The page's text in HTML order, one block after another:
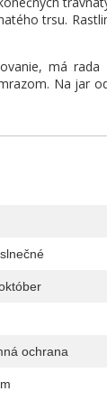
trsu.
má
Na jar
ochrana